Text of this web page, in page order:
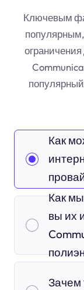
Ключевым
популярным,
Как
Как
вы их
Зачем